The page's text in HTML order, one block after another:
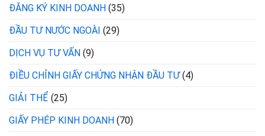
ĐĂNG KÝ KINH DOANH (35)
ĐẦU TƯ NƯỚC NGOÀI (29)
DỊCH VỤ TƯ VẤN (9)
ĐIỀU CHỈNH GIẤY CHỨNG NHẬN ĐẦU TƯ(4)
GIẢI THỂ (25)
GIẤY PHÉP KINH DOANH (70)